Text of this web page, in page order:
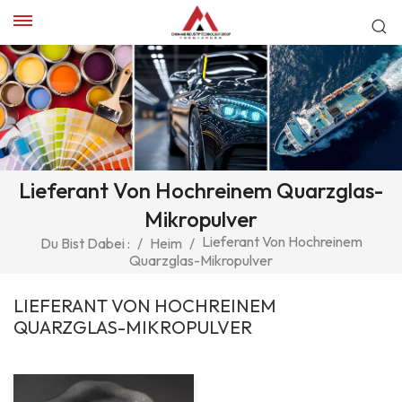
Lieferant Von Hochreinem Quarzglas-
Mikropulver
Du Bist Dabei : / Heim / Lieferant Von Hochreinem
Quarzglas-Mikropulver
LIEFERANT VON HOCHREINEM
QUARZGLAS-MIKROPULVER